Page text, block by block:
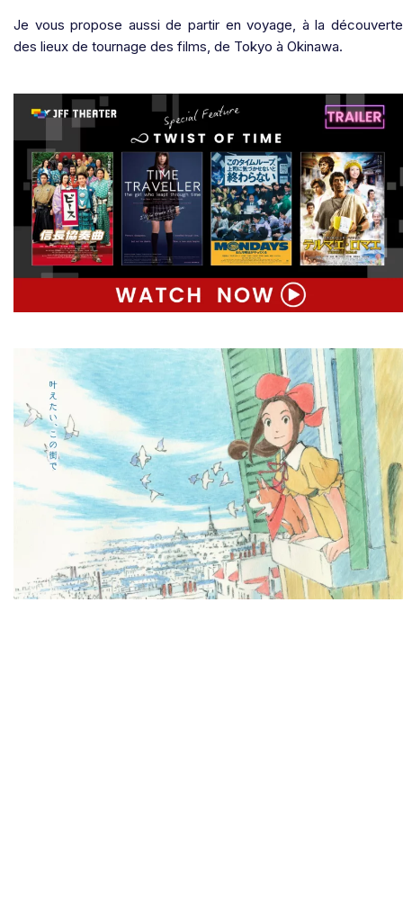
Je vous propose aussi de partir en voyage, à la découverte
des lieux de tournage des films, de Tokyo à Okinawa.